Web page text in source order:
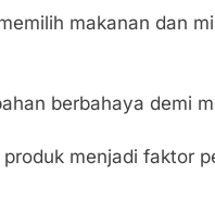
makanan dan
berbahaya demi
menjadi faktor